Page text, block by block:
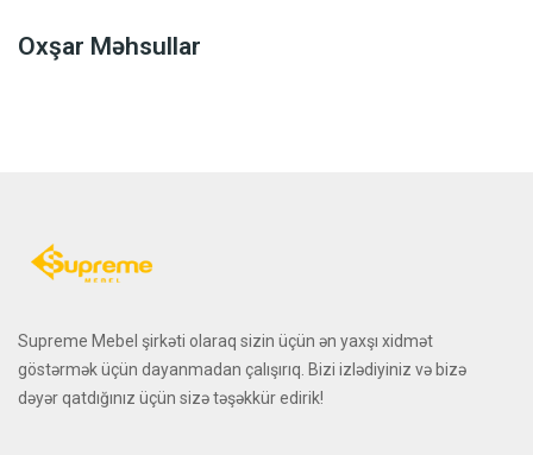
Oxşar Məhsullar
Supreme Mebel şirkəti olaraq sizin üçün ən yaxşı xidmət
göstərmək üçün dayanmadan çalışırıq. Bizi izlədiyiniz və bizə
dəyər qatdığınız üçün sizə təşəkkür edirik!